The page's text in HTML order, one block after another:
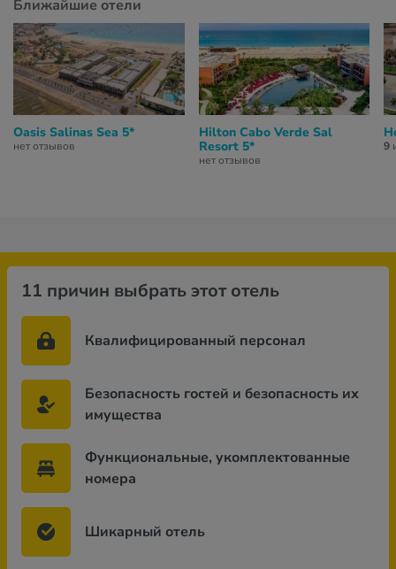
Ближайшие отели
Oasis Salinas Sea 5*
нет отзывов
Hilton Cabo Verde Sal
Resort 5*
нет отзывов
9
11 причин выбрать этот отель
Квалифицированный персонал
Безопасность гостей и безопасность их
имущества
Функциональные, укомплектованные
номера
Шикарный отель